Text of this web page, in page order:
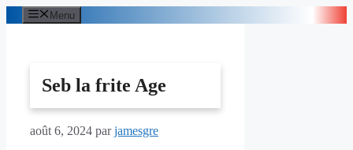
Aller
au
Menu
Seb la frite Age
août 6, 2024 parjamesgre